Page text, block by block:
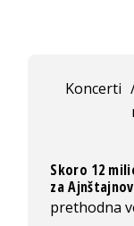
Koncerti
Skoro 12
za
prethodna